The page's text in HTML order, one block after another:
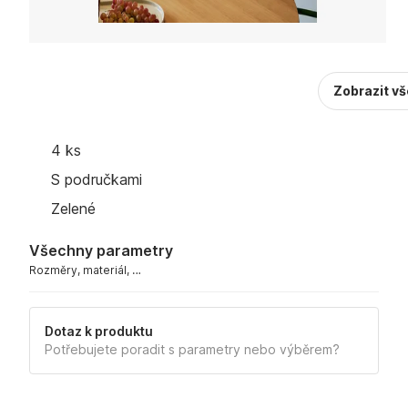
Zobrazit
4 ks
S područkami
Zelené
Všechny parametry
Rozměry, materiál, …
Dotaz k produktu
Potřebujete poradit s parametry nebo výběrem?